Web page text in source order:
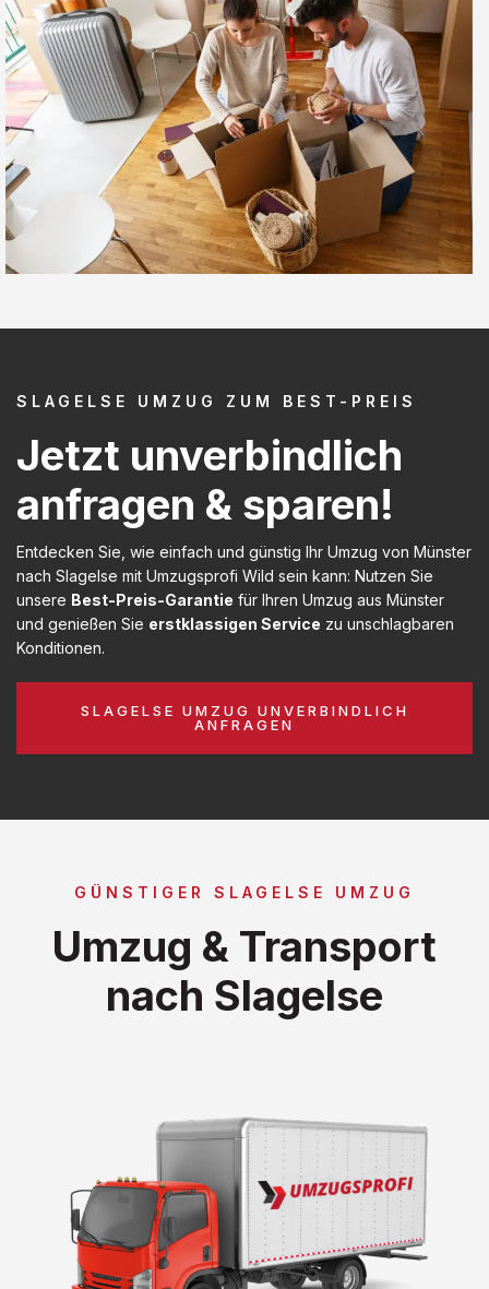
SLAGELSE UMZUG ZUM BEST-PREIS
Jetzt unverbindlich
anfragen & sparen!
Entdecken Sie, wie einfach und günstig Ihr Umzug von Münster
nach Slagelse mit Umzugsprofi Wild sein kann: Nutzen Sie
unsere Best-Preis-Garantie für Ihren Umzug aus Münster
und genießen Sie erstklassigen Service zu unschlagbaren
Konditionen.
SLAGELSE UMZUG UNVERBINDLICH
ANFRAGEN
GÜNSTIGER SLAGELSE UMZUG
Umzug & Transport
nach Slagelse